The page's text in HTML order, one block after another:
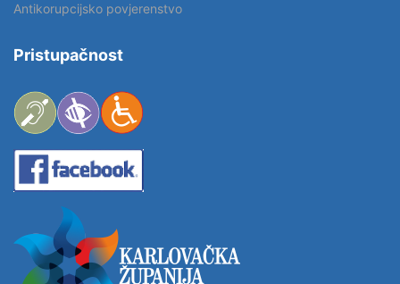
Antikorupcijsko povjerenstvo
Pristupačnost